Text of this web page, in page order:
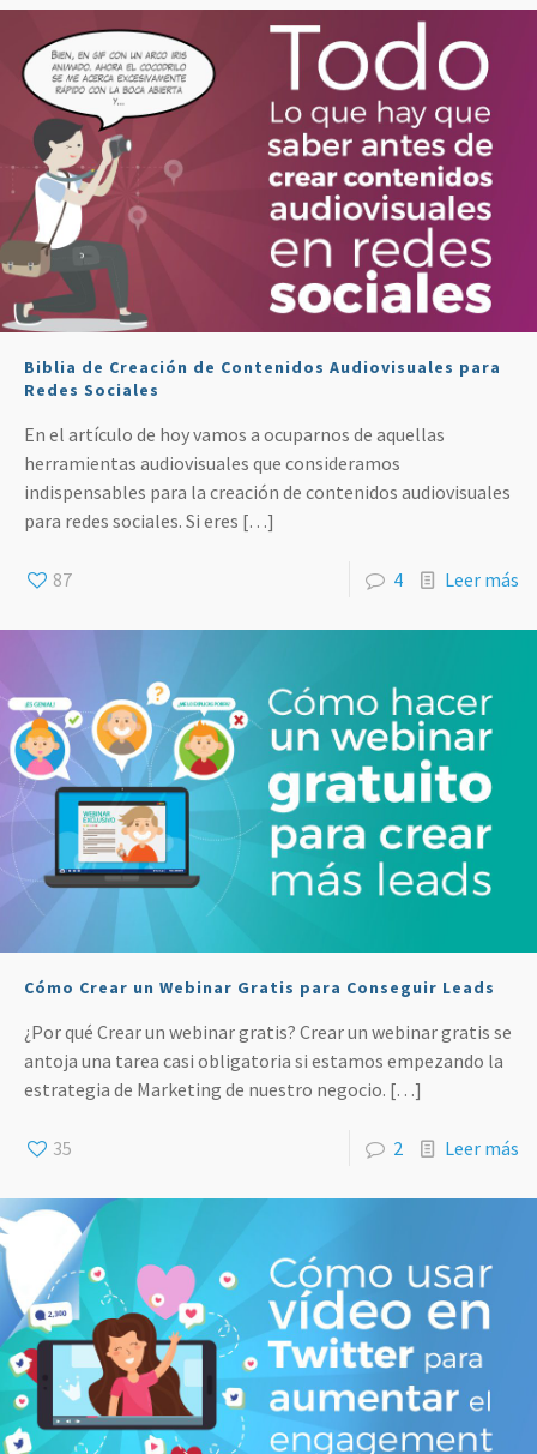
Biblia de Creación de Contenidos Audiovisuales para
Redes Sociales
En el artículo de hoy vamos a ocuparnos de aquellas
herramientas audiovisuales que consideramos
indispensables para la creación de contenidos audiovisuales
para redes sociales. Si eres […]
87 4 Leer más
Cómo Crear un Webinar Gratis para Conseguir Leads
¿Por qué Crear un webinar gratis? Crear un webinar gratis se
antoja una tarea casi obligatoria si estamos empezando la
estrategia de Marketing de nuestro negocio. […]
35 2 Leer más